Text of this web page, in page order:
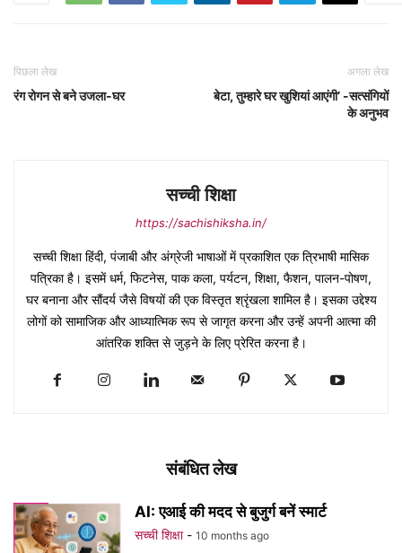
पिछला लेख
रंग रोगन से बने उजला-घर
अगला लेख
बेटा, तुम्हारे घर खुशियां आएंगी’ -सत्संगियों
के अनुभव
सच्ची शिक्षा
https://sachishiksha.in/
सच्ची शिक्षा हिंदी, पंजाबी और अंग्रेजी भाषाओं में प्रकाशित एक त्रिभाषी मासिक
पत्रिका है। इसमें धर्म, फिटनेस, पाक कला, पर्यटन, शिक्षा, फैशन, पालन-पोषण,
घर बनाना और सौंदर्य जैसे विषयों की एक विस्तृत श्रृंखला शामिल है। इसका उद्देश्य
लोगों को सामाजिक और आध्यात्मिक रूप से जागृत करना और उन्हें अपनी आत्मा की
आंतरिक शक्ति से जुड़ने के लिए प्रेरित करना है।
संबंधित लेख
AI: एआई की मदद से बुजुर्ग बनें स्मार्ट
सच्ची शिक्षा - 10 months ago